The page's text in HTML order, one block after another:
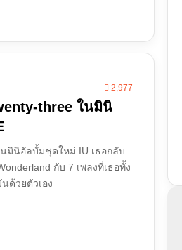
2,977
three ในมินิ
นมินิอัลบั้มชุดใหม่ IU เธอกลับ
กับ 7 เพลงที่เธอทั้ง
ด้วยตัวเอง